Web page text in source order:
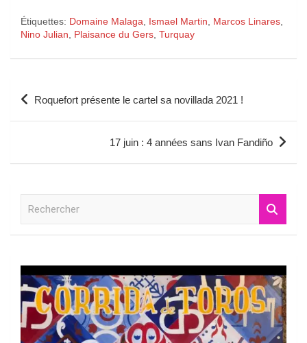
Étiquettes: Domaine Malaga, Ismael Martin, Marcos Linares,
Nino Julian, Plaisance du Gers, Turquay
Navigation
Roquefort présente le cartel sa novillada 2021 !
17 juin : 4 années sans Ivan Fandiño
r
c
h
e
r